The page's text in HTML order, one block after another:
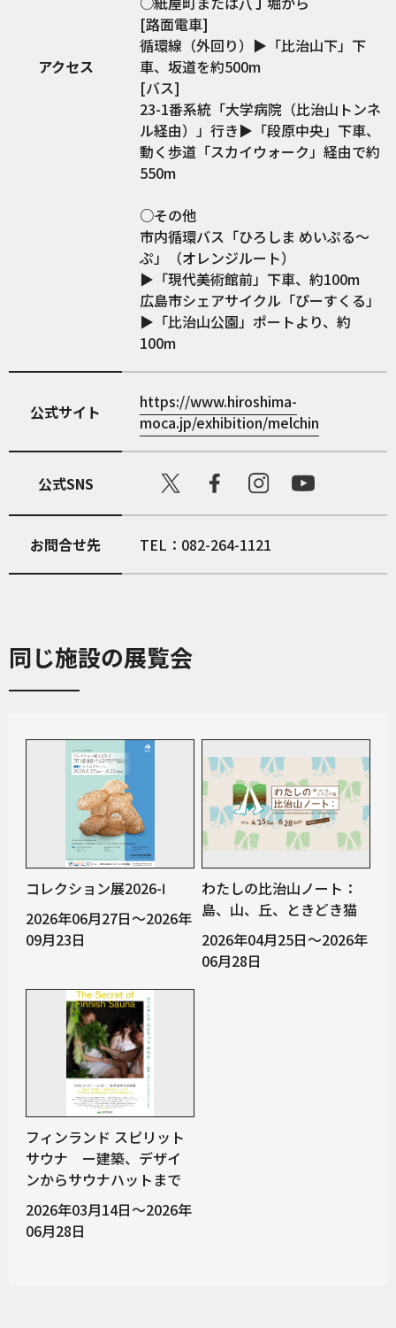
アクセス
[路面電車]
循環線（外回り）▶︎「比治山下」下
車、坂道を約500m
[バス]
23-1番系統「大学病院（比治山トンネ
ル経由）」行き▶︎「段原中央」下車、
動く歩道「スカイウォーク」経由で約
550m
○その他
市内循環バス「ひろしま めいぷる〜
ぷ」（オレンジルート）
▶︎「現代美術館前」下車、約100m
広島市シェアサイクル「ぴーすくる」
▶︎「比治山公園」ポートより、約
100m
公式サイト
https://www.hiroshima-
moca.jp/exhibition/melchin
公式SNS
お問合せ先 TEL：082-264-1121
同じ施設の展覧会
コレクション展2026-Ⅰ
2026年06月27日～2026年
09月23日
わたしの比治山ノート：
島、山、丘、ときどき猫
2026年04月25日～2026年
06月28日
フィンランド スピリット
サウナ ー建築、デザイ
ンからサウナハットまで
2026年03月14日～2026年
06月28日